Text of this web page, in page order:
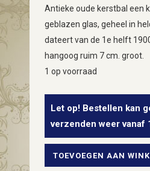
Antieke oude kerstbal een
geblazen glas, geheel in
dateert van de 1e helft
hangoog ruim 7 cm. groot.
1 op voorraad
Let op! Bestellen kan
verzenden weer vanaf
Antieke
TOEVOEGEN AAN